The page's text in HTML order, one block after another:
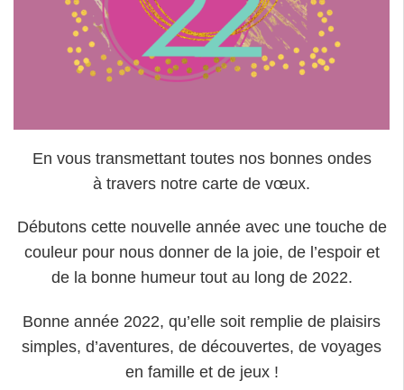
En vous transmettant toutes nos bonnes ondes
à travers notre carte de vœux.
Débutons cette nouvelle année avec une touche de
couleur pour nous donner de la joie, de l’espoir et
de la bonne humeur tout au long de 2022.
Bonne année 2022, qu’elle soit remplie de plaisirs
simples, d’aventures, de découvertes, de voyages
en famille et de jeux !